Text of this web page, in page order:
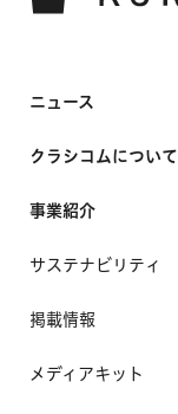
ニュース
クラシコムについて
事業紹介
サステナビリティ
掲載情報
メディアキット